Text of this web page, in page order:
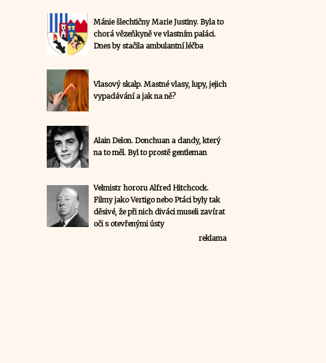
Mánie šlechtičny Marie Justiny. Byla to
chorá vězeňkyně ve vlastním paláci.
Dnes by stačila ambulantní léčba
Vlasový skalp. Mastné vlasy, lupy, jejich
vypadávání a jak na ně?
Alain Delon. Donchuan a dandy, který
na to měl. Byl to prostě gentleman
Velmistr hororu Alfred Hitchcock.
Filmy jako Vertigo nebo Ptáci byly tak
děsivé, že při nich diváci museli zavírat
oči s otevřenými ústy
reklama